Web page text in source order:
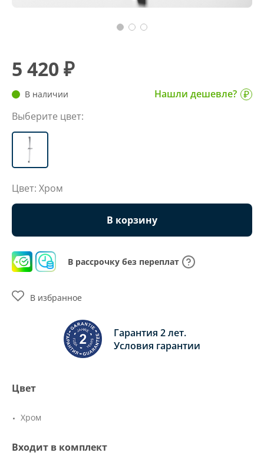
5 420 ₽
В наличии
Нашли дешевле?
Выберите цвет:
Цвет: Хром
В корзину
В рассрочку без переплат
Гарантия 2 лет.
Условия гарантии
В избранное
Цвет
Хром
Входит в комплект